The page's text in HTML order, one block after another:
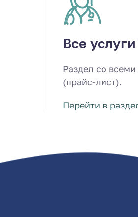
Все услуги
Раздел со
(прайс-лист).
Перейти в